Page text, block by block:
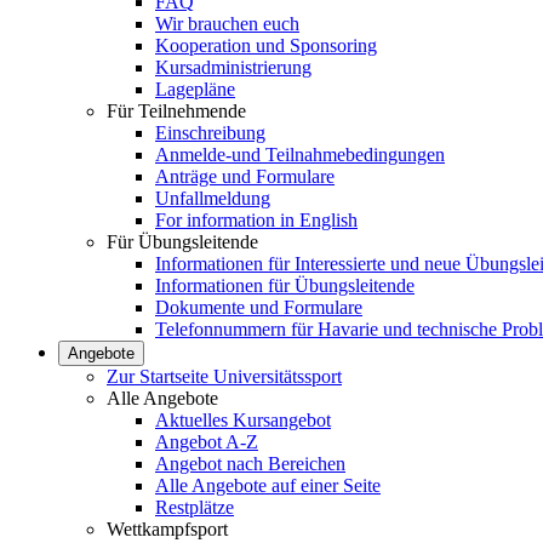
Wir brauchen euch
Kooperation und Sponsoring
Kursadministrierung
Lagepläne
Für Teilnehmende
Einschreibung
Anmelde-und Teilnahmebedingungen
Anträge und Formulare
Unfallmeldung
For information in English
Für Übungsleitende
Informationen für Interessierte und neue
Informationen für Übungsleitende
Dokumente und Formulare
Telefonnummern für Havarie und technische
Angebote
Zur Startseite Universitätssport
Alle Angebote
Aktuelles Kursangebot
Angebot A-Z
Angebot nach Bereichen
Alle Angebote auf einer Seite
Restplätze
Wettkampfsport